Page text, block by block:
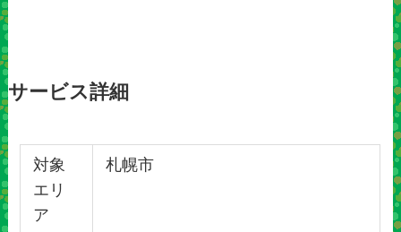
サービス詳細
対象
エリ
ア
札幌市